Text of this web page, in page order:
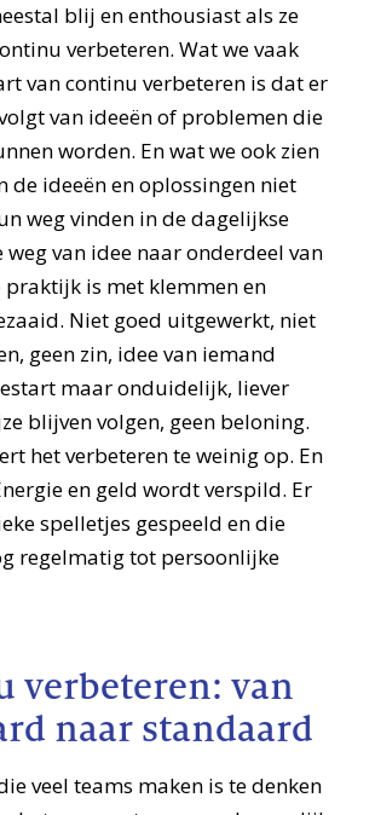
blij en enthousiast als ze
verbeteren. Wat we vaak
van continu verbeteren is dat er
van ideeën of problemen die
worden. En wat we ook zien
de ideeën en oplossingen niet
weg vinden in de dagelijkse
weg van idee naar onderdeel van
is met klemmen en
Niet goed uitgewerkt, niet
geen zin, idee van iemand
maar onduidelijk, liever
blijven volgen, geen beloning.
het verbeteren te weinig op. En
en geld wordt verspild. Er
spelletjes gespeeld en die
regelmatig tot persoonlijke
verbeteren: van
naar standaard
veel teams maken is te denken